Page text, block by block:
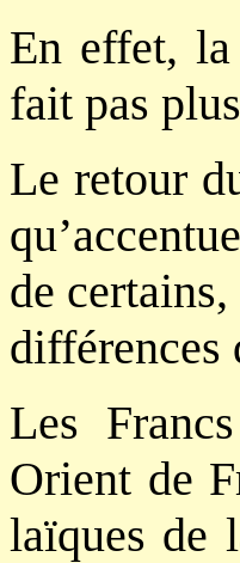
En effet,
fait pas
Le retour
de
différences
Les
Orient de
laïques de